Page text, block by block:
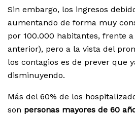
Sin embargo, los ingresos
aumentando de forma muy
por 100.000 habitantes, frente
anterior), pero a la vista del
los contagios es de prever que
disminuyendo.
Más del 60% de los
son personas mayores de 60